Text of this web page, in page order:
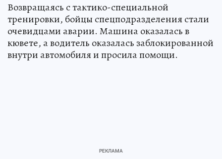
Возвращаясь с тактико-специальной
тренировки, бойцы спецподразделения стали
очевидцами аварии. Машина оказалась в
кювете, а водитель оказалась заблокированной
внутри автомобиля и просила помощи.